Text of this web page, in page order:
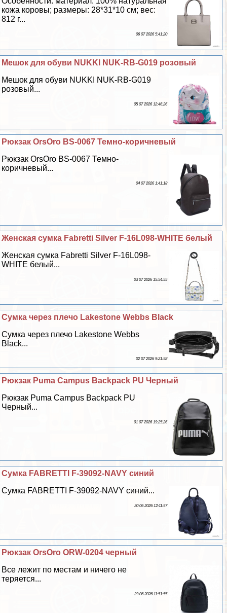
кожа коровы; размеры: 28*31*10 см; вес:
812 г...
06 07 2026 5:41:20
Мешок для обуви NUKKI NUK-RB-G019 розовый
Мешок для обуви NUKKI NUK-RB-G019
розовый...
05 07 2026 12:46:26
Рюкзак OrsOro ВS-0067 Темно-коричневый
Рюкзак OrsOro ВS-0067 Темно-
коричневый...
04 07 2026 1:41:18
Женская сумка Fabretti Silver F-16L098-WHITE белый
Женская сумка Fabretti Silver F-16L098-
WHITE белый...
03 07 2026 15:54:55
Сумка через плечо Lakestone Webbs Black
Сумка через плечо Lakestone Webbs
Black...
02 07 2026 9:21:58
Рюкзак Puma Campus Backpack PU Черный
Рюкзак Puma Campus Backpack PU
Черный...
01 07 2026 19:25:26
Сумка FABRETTI F-39092-NAVY синий
Сумка FABRETTI F-39092-NAVY синий...
30 06 2026 12:11:57
Рюкзак OrsOro ORW-0204 черный
Все лежит по местам и ничего не
теряется...
29 06 2026 11:51:55